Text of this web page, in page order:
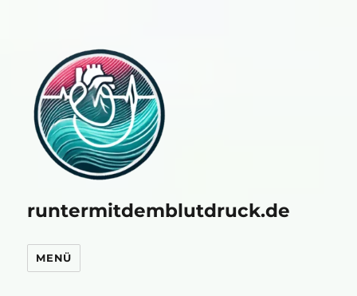
runtermitdemblutdruck.de
MENÜ